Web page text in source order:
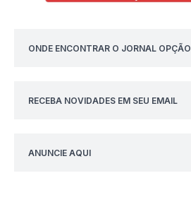
ONDE ENCONTRAR O JORNAL OPÇÃO
RECEBA NOVIDADES EM SEU EMAIL
ANUNCIE AQUI